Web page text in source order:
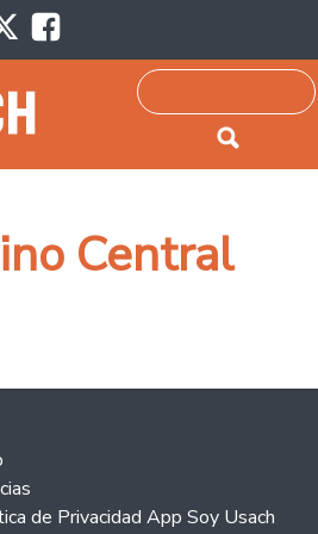
Pesquisar
Central
2
de Privacidad App Soy Usach